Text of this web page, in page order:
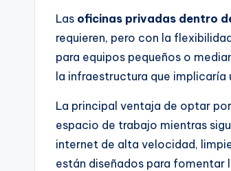
Las oficinas privadas dentro
requieren, pero con la
para equipos pequeños o
la infraestructura que
La principal ventaja de optar
espacio de trabajo mientras
internet de alta velocidad,
están diseñados para